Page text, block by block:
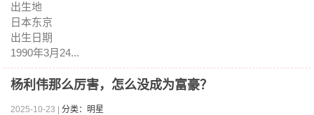
出生地
日本东京
出生日期
1990年3月24...
杨利伟那么厉害，怎么没成为富豪？
2025-10-23 | 分类：明星